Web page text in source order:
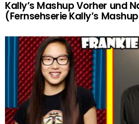
Kally’s Mashup Vorher und
(Fernsehserie Kally’s